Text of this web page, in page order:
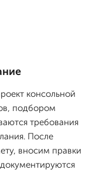
консольной
подбором
требования
После
вносим правки